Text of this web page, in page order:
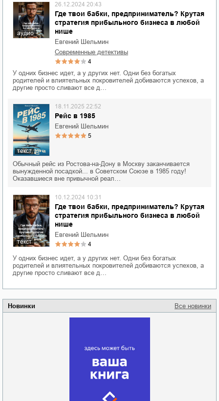
Новинки Все новинки
аудио
Где твои бабки, предприниматель? Крутая
стратегия прибыльного бизнеса в любой
нише
26.12.2024 20:43
Евгений Шельмин
современные детективы
4
У одних бизнес идет, а у других нет. Одни без богатых
родителей и влиятельных покровителей добиваются успехов, а
другие просто сливают все д…
текст
Рейс в 1985
18.11.2025 22:52
Евгений Шельмин
5
Обычный рейс из Ростова-на-Дону в Москву заканчивается
вынужденной посадкой... в Советском Союзе в 1985 году!
Оказавшиеся вне привычной реал…
текст
Где твои бабки, предприниматель? Крутая
стратегия прибыльного бизнеса в любой
нише
10.12.2024 10:31
Евгений Шельмин
4
У одних бизнес идет, а у других нет. Одни без богатых
родителей и влиятельных покровителей добиваются успехов, а
другие просто сливают все д…